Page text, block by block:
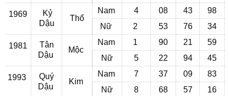
1969
Kỷ
Dậu
Thổ
Nam 4 08 43
98
Nữ
2 53 76 34
1981
Tân
Dậu
Mộc
Nam 1 90 21
59
Nữ
5 22 94 45
1993
Quý
Dậu
Kim
Nam 7 37 09
83
Nữ
8 68 57 16